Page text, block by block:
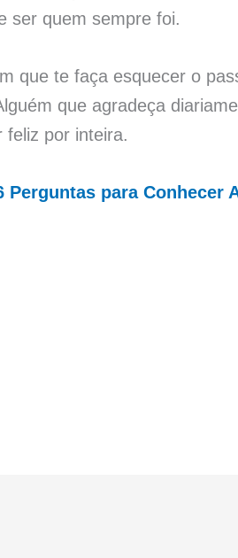
ser quem sempre foi.
que te faça esquecer o
que agradeça
feliz por inteira.
Perguntas para Conhecer